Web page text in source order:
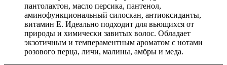
пантолактон, масло персика, пантенол,
аминофункциональный силоскан, антиоксиданты,
витамин Е. Идеально подходит для вьющихся от
природы и химически завитых волос. Обладает
экзотичным и темпераментным ароматом с нотами
розового перца, личи, малины, амбры и меда.